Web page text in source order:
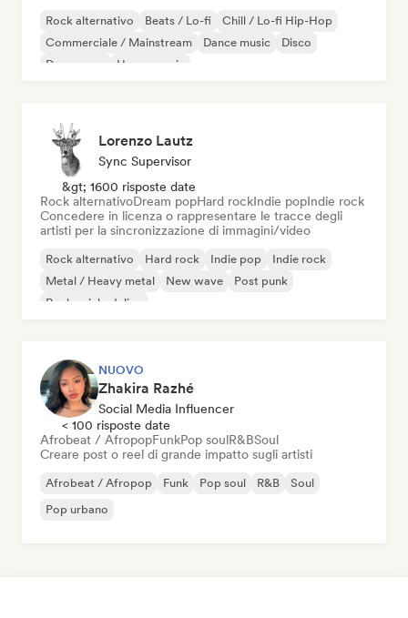
Rock alternativo Beats / Lo-fi
Chill / Lo-fi Hip-Hop
Commerciale / Mainstream
Dance music
Disco
Dream pop
House music
Lorenzo Lautz
Sync Supervisor
&gt; 1600 risposte date
Rock alternativoDream popHard rockIndie popIndie rock
Concedere in licenza o rappresentare le tracce degli
artisti per la sincronizzazione di immagini/video
Rock alternativo Hard rock Indie pop
Indie rock
Metal / Heavy metal
New wave
Post punk
Rock psichedelico
NUOVO
Zhakira Razhé
Social Media Influencer
< 100 risposte date
Afrobeat / AfropopFunkPop soulR&BSoul
Creare post o reel di grande impatto sugli artisti
Afrobeat / Afropop Funk Pop soul R&B
Soul
Pop urbano